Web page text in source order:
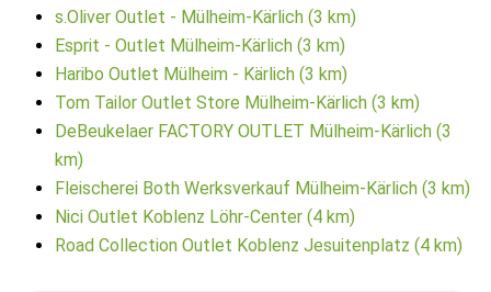
s.Oliver Outlet - Mülheim-Kärlich (3 km)
Esprit - Outlet Mülheim-Kärlich (3 km)
Haribo Outlet Mülheim - Kärlich (3 km)
Tom Tailor Outlet Store Mülheim-Kärlich (3 km)
DeBeukelaer FACTORY OUTLET Mülheim-Kärlich (3
km)
Fleischerei Both Werksverkauf Mülheim-Kärlich (3 km)
Nici Outlet Koblenz Löhr-Center (4 km)
Road Collection Outlet Koblenz Jesuitenplatz (4 km)